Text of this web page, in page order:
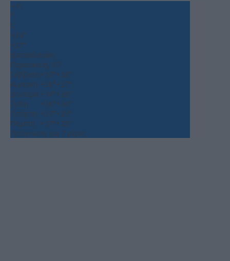
+31
°
C
+34°
+27°
Θεσσαλονίκη
Παρασκευή, 07
Σάββατο+37°+28°
Κυριακή +36°+27°
Δευτέρα +34°+26°
Τρίτη
+36°+26°
Τετάρτη +37°+25°
Πέμπτη
+37°+25°
Πρόγνωση για 7 μέρες